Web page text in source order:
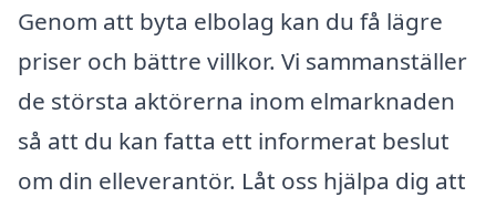
Genom att byta elbolag kan du få lägre
priser och bättre villkor. Vi sammanställer
de största aktörerna inom elmarknaden
så att du kan fatta ett informerat beslut
om din elleverantör. Låt oss hjälpa dig att